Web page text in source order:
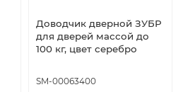
Доводчик дверной ЗУБР
для дверей массой до
100 кг, цвет серебро
SM-00063400